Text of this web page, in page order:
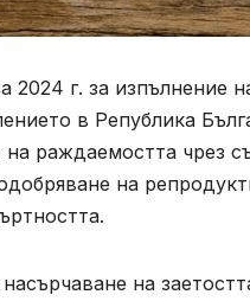
г. за изпълнение
в Република
раждаемостта чрез
на
на